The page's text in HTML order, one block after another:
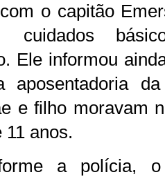
o capitão
cuidados
Ele informou
aposentadoria
e filho moravam
11 anos.
a polícia,